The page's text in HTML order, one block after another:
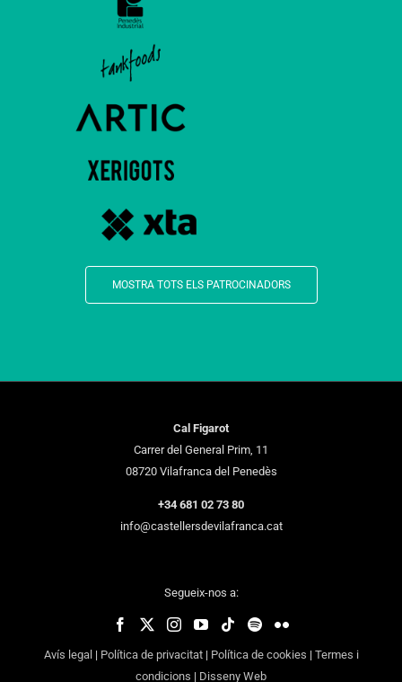
MOSTRA TOTS ELS PATROCINADORS
Cal Figarot
Carrer del General Prim, 11
08720 Vilafranca del Penedès
+34 681 02 73 80
info@castellersdevilafranca.cat
Segueix-nos a:
Avís legal | Política de privacitat| Política de cookies | Termes i
condicions | Disseny Web